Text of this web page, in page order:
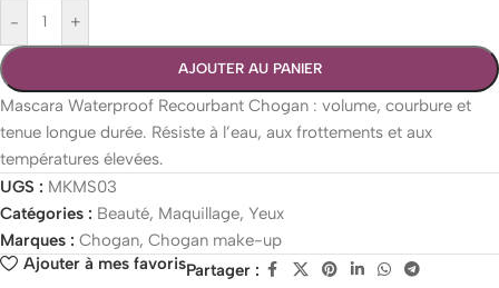
- +
AJOUTER AU PANIER
Mascara Waterproof Recourbant Chogan : volume, courbure et
tenue longue durée. Résiste à l’eau, aux frottements et aux
températures élevées.
UGS : MKMS03
Catégories : Beauté, Maquillage, Yeux
Marques : Chogan, Chogan make-up
Ajouter à mes favorisPartager :